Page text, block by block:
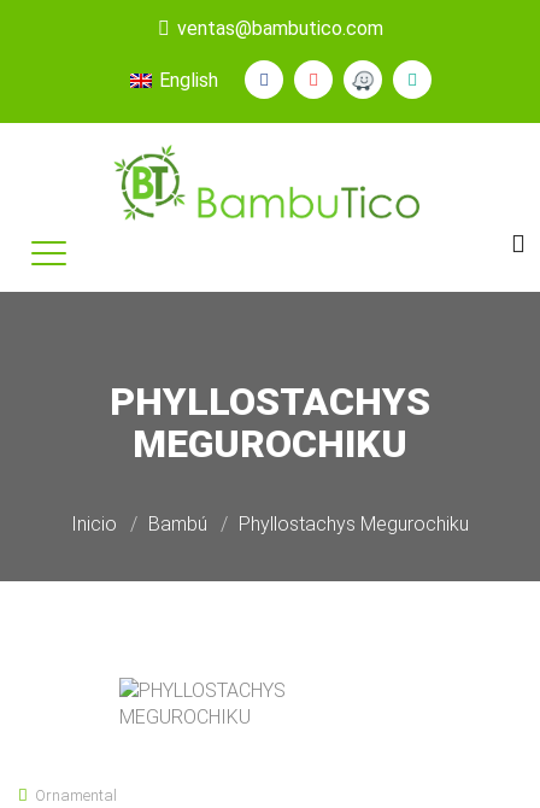
ventas@bambutico.com
English
PHYLLOSTACHYS
MEGUROCHIKU
Inicio Bambú Phyllostachys Megurochiku
Ornamental